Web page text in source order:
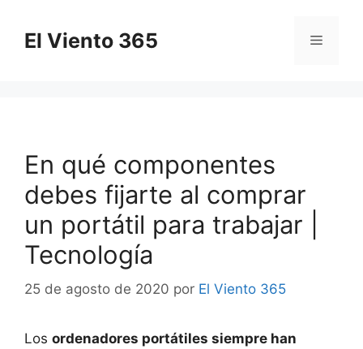
contenido
El Viento 365 Menú
En qué componentes
debes fijarte al comprar
un portátil para trabajar |
Tecnología
25 de agosto de 2020 por El Viento 365
Los ordenadores portátiles siempre han